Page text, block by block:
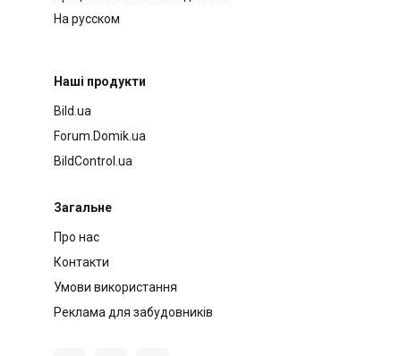
На русском
Наші продукти
Bild.ua
Forum.Domik.ua
BildControl.ua
Загальне
Про нас
Контакти
Умови використання
Реклама для забудовників